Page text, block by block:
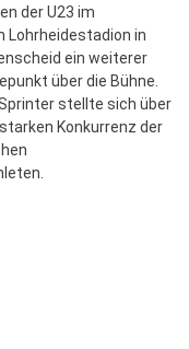
der U23 im
Lohrheidestadion in
ein weiterer
über die Bühne.
stellte sich über
Konkurrenz der